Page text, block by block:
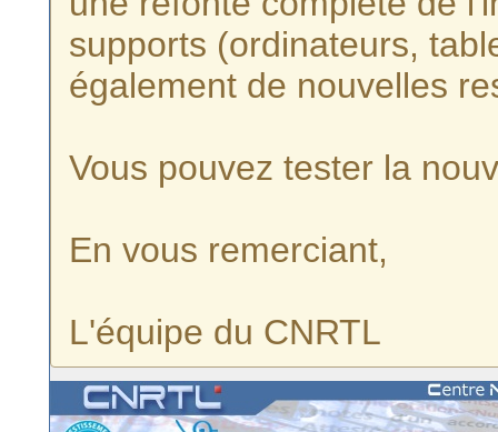
supports (ordinateurs,
également de nouvelles
Vous pouvez tester la
En vous remerciant,
L'équipe du CNRTL